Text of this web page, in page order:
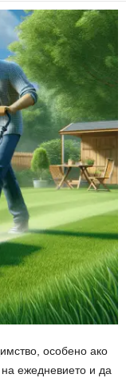
особено ако
на ежедневието и да